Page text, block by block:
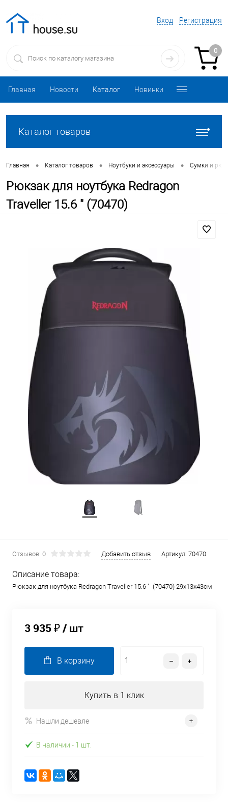
Вход Регистрация
0
Главная Новости Каталог Новинки
Каталог товаров
Главная • Каталог товаров • Ноутбуки и аксессуары • Сумки и
Рюкзак для ноутбука Redragon
Traveller 15.6 " (70470)
Отзывов: 0 Добавить отзыв Артикул: 70470
Описание товара:
Рюкзак для ноутбука Redragon Traveller 15.6 " (70470) 29x13x43см
3 935 ₽/ шт
В корзину
Купить в 1 клик
Нашли дешевле
В наличии - 1 шт.